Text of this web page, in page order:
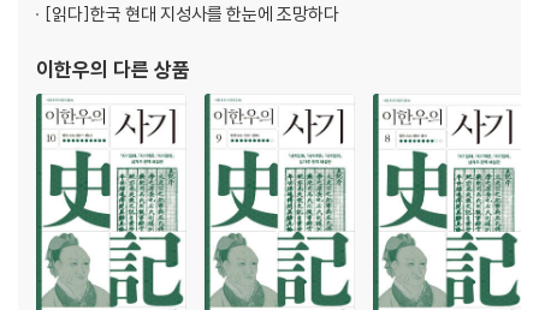
[읽다]한국 현대 지성사를 한눈에 조망하다
이한우의 다른 상품